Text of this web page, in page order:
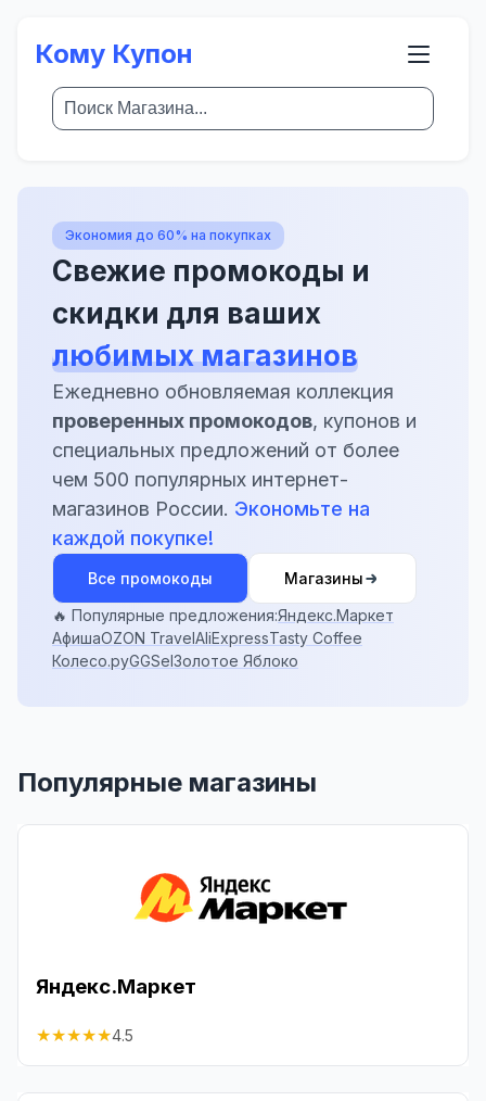
Кому Купон
Экономия до 60% на покупках
Свежие промокоды и
скидки для ваших
любимых магазинов
Ежедневно обновляемая коллекция
проверенных промокодов, купонов и
специальных предложений от более
чем 500 популярных интернет-
магазинов России. Экономьте на
каждой покупке!
Все промокоды
Магазины
🔥 Популярные предложения:Яндекс.Маркет
АфишаOZON TravelAliExpressTasty Coffee
Колесо.руGGSelЗолотое Яблоко
Популярные магазины
Яндекс.Маркет
★★★★★4.5